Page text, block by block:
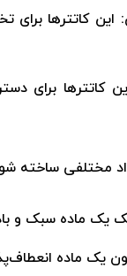
این کاتترها
کاتترها برای
مختلفی ساخته
یک ماده سبک و
یک ماده